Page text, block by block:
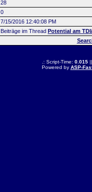
28
0
7/15/2016 12:40:08 PM
Beiträge im Thread Potential am
.: Script-Time: 0.015||
Powered by ASP-